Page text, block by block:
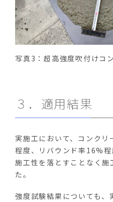
写真3：超高強度吹付けコ
３．適用結果
実施工において、コンク
程度、リバウンド率16%
施工性を落とすことなく施
た。
強度試験結果についても